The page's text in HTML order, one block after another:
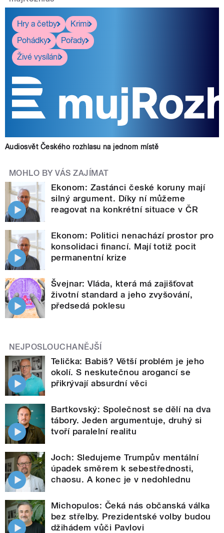
Hry a četby
Krimi
Pohádky
Pořady
Živé vysílání
Audiosvět Českého rozhlasu na jednom místě
MOHLO BY VÁS ZAJÍMAT
Ekonom: Zastánci české koruny mají
silný argument. Díky ní můžeme
reagovat na konkrétní situace v ČR
Ekonom: Politici nenachází prostor pro
konsolidaci financí. Mají totiž pocit
permanentní krize
Švejnar: Vláda, která má zajišťovat
životní standard a jeho zvyšování,
předsedá poklesu
NEJPOSLOUCHANĚJŠÍ
Telička: Babiš? Větší problém je jeho
okolí. S neskutečnou arogancí se
přikrývají absurdní věci
Bartkovský: Společnost se dělí na dva
tábory. Jeden argumentuje, druhý si
tvoří paralelní realitu
Joch: Sledujeme Trumpův mentální
úpadek směrem k sebestřednosti,
chaosu. A konec je v nedohlednu
Michopulos: Čeká nás občanská válka
bez střelby. Prezidentské volby budou
džihádem vůči Pavlovi